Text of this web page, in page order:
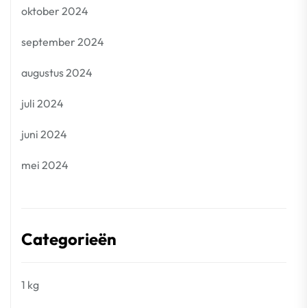
oktober 2024
september 2024
augustus 2024
juli 2024
juni 2024
mei 2024
Categorieën
1 kg